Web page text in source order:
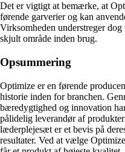
Det er vigtigt at bemærke, at
førende garverier og kan
Virksomheden understreger
skjult område inden brug.
Opsummering
Optimize er en førende
historie inden for branchen.
bæredygtighed og innovation
pålidelig leverandør af
læderplejesæt er et bevis på
resultater. Ved at vælge